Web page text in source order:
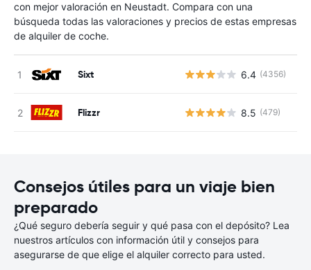
con mejor valoración en Neustadt. Compara con una
búsqueda todas las valoraciones y precios de estas empresas
de alquiler de coche.
Sixt 6.4 (4356)
Flizzr 8.5 (479)
Consejos útiles para un viaje bien
preparado
¿Qué seguro debería seguir y qué pasa con el depósito? Lea
nuestros artículos con información útil y consejos para
asegurarse de que elige el alquiler correcto para usted.